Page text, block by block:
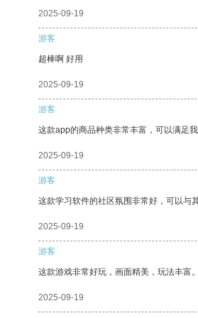
2025-09-19
游客
超棒啊 好用
2025-09-19
游客
这款app的商品种类非常丰富，可以满足我
2025-09-19
游客
这款学习软件的社区氛围非常好，可以与
2025-09-19
游客
这款游戏非常好玩，画面精美，玩法丰富。
2025-09-19